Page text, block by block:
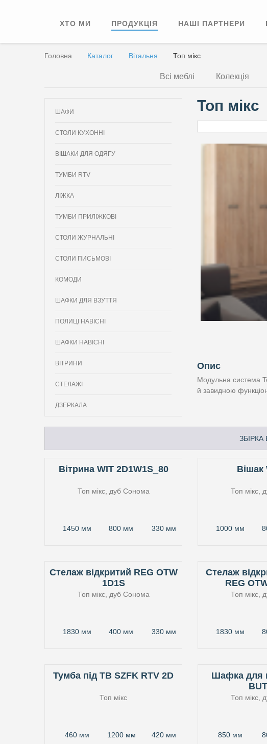
ХТО МИ ПРОДУКЦІЯ НАШІ ПАРТНЕРИ
Головна Каталог Вітальня Топ мікс
Всі меблі Колекція
ШАФИ
СТОЛИ КУХОННІ
ВІШАКИ ДЛЯ ОДЯГУ
ТУМБИ RTV
ЛІЖКА
ТУМБИ ПРИЛІЖКОВІ
СТОЛИ ЖУРНАЛЬНІ
СТОЛИ ПИСЬМОВІ
КОМОДИ
ШАФКИ ДЛЯ ВЗУТТЯ
ПОЛИЦІ НАВІСНІ
ШАФКИ НАВІСНІ
ВІТРИНИ
СТЕЛАЖІ
ДЗЕРКАЛА
Топ мікс
Опис
Модульна система
й завидною
Вітрина WIT 2D1W1S_80
Топ мікс, дуб Сонома
1450 мм 800 мм 330 мм
Вішак
Топ мікс,
1000 мм
Стелаж відкритий REG OTW
1D1S
Топ мікс, дуб Сонома
1830 мм 400 мм 330 мм
Стелаж
REG
Топ мікс,
1830 мм
Тумба під ТВ SZFK RTV 2D
Топ мікс
460 мм 1200 мм 420 мм
Шафка для
Топ мікс,
850 мм